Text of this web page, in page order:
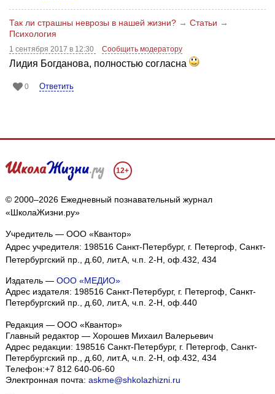
Так ли страшны неврозы в нашей жизни? → Статьи →
Психология
1 сентября 2017 в 12:30 Сообщить модератору
Лидия Богданова, полностью согласна
0 Ответить
12+
© 2000–2026 Ежедневный познавательный журнал
«ШколаЖизни.ру»
Учредитель — ООО «Квантор»
Адрес учредителя: 198516 Санкт-Петербург, г. Петергоф, Санкт-
Петербургский пр., д.60, лит.А, ч.п. 2-Н, оф.432, 434
Издатель — ООО «МЕДИО»
Адрес издателя: 198516 Санкт-Петербург, г. Петергоф, Санкт-
Петербургский пр., д.60, лит.А, ч.п. 2-Н, оф.440
Редакция — ООО «Квантор»
Главный редактор — Хорошев Михаил Валерьевич
Адрес редакции: 198516 Санкт-Петербург, г. Петергоф Санкт-
Петербургский пр., д.60, лит.А, ч.п. 2-Н, оф.432, 434
Телефон:+7 812 640-06-60
Электронная почта: askme@shkolazhizni.ru